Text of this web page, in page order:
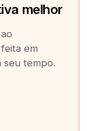
melhor
em
seu tempo.